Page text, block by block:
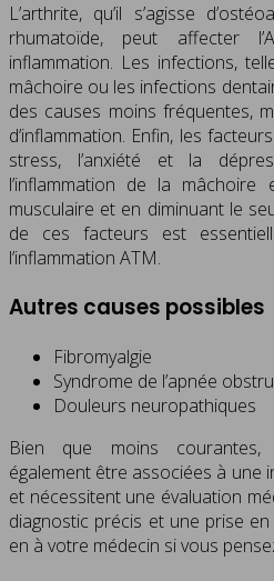
L’arthrite, qu’il s’agisse
rhumatoïde, peut affecter
inflammation. Les infections,
mâchoire ou les infections
des causes moins fréquentes,
d’inflammation. Enfin, les
stress, l’anxiété et la
l’inflammation de la
musculaire et en diminuant le
de ces facteurs est
l’inflammation ATM.
Autres causes possibles
Fibromyalgie
Syndrome de l’apnée
Douleurs neuropathiques
Bien que moins courantes,
également être associées à une
et nécessitent une évaluation
diagnostic précis et une prise
en à votre médecin si vous